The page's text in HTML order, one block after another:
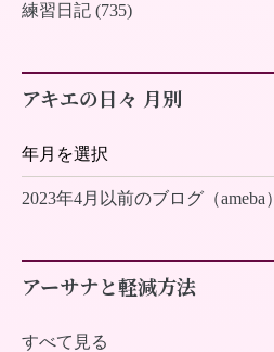
練習日記 (735)
アキエの日々 月別
2023年4月以前のブログ（ameba）
アーサナと軽減方法
すべて見る